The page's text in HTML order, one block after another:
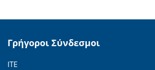
Γρήγοροι Σύνδεσμοι
ΙΤΕ